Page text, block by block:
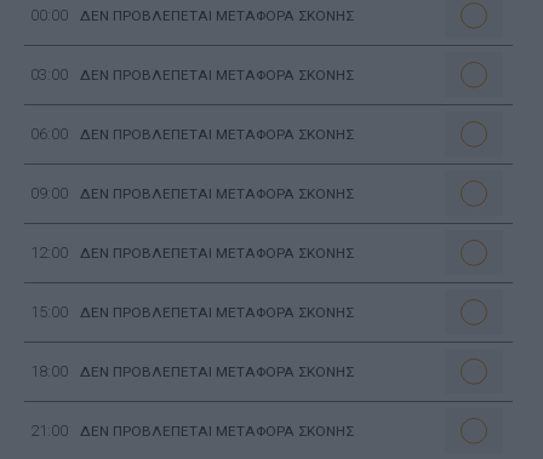
00:00 ΔΕΝ ΠΡΟΒΛΕΠΕΤΑΙ ΜΕΤΑΦΟΡΑ ΣΚΟΝΗΣ
03:00 ΔΕΝ ΠΡΟΒΛΕΠΕΤΑΙ ΜΕΤΑΦΟΡΑ ΣΚΟΝΗΣ
06:00 ΔΕΝ ΠΡΟΒΛΕΠΕΤΑΙ ΜΕΤΑΦΟΡΑ ΣΚΟΝΗΣ
09:00 ΔΕΝ ΠΡΟΒΛΕΠΕΤΑΙ ΜΕΤΑΦΟΡΑ ΣΚΟΝΗΣ
12:00 ΔΕΝ ΠΡΟΒΛΕΠΕΤΑΙ ΜΕΤΑΦΟΡΑ ΣΚΟΝΗΣ
15:00 ΔΕΝ ΠΡΟΒΛΕΠΕΤΑΙ ΜΕΤΑΦΟΡΑ ΣΚΟΝΗΣ
18:00 ΔΕΝ ΠΡΟΒΛΕΠΕΤΑΙ ΜΕΤΑΦΟΡΑ ΣΚΟΝΗΣ
21:00 ΔΕΝ ΠΡΟΒΛΕΠΕΤΑΙ ΜΕΤΑΦΟΡΑ ΣΚΟΝΗΣ